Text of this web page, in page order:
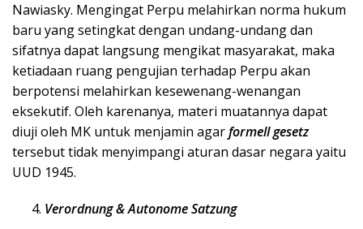
Nawiasky. Mengingat Perpu melahirkan norma hukum
baru yang setingkat dengan undang-undang dan
sifatnya dapat langsung mengikat masyarakat, maka
ketiadaan ruang pengujian terhadap Perpu akan
berpotensi melahirkan kesewenang-wenangan
eksekutif. Oleh karenanya, materi muatannya dapat
diuji oleh MK untuk menjamin agarformell gesetz
tersebut tidak menyimpangi aturan dasar negara yaitu
UUD 1945.
Verordnung & Autonome Satzung